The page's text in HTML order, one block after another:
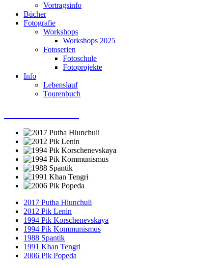
Vortragsinfo
Bücher
Fotografie
Workshops
Workshops 2025
Fotoserien
Fotoschule
Fotoprojekte
Info
Lebenslauf
Tourenbuch
2017 Putha Hiunchuli
2012 Pik Lenin
1994 Pik Korschenevskaya
1994 Pik Kommunismus
1988 Spantik
1991 Khan Tengri
2006 Pik Popeda